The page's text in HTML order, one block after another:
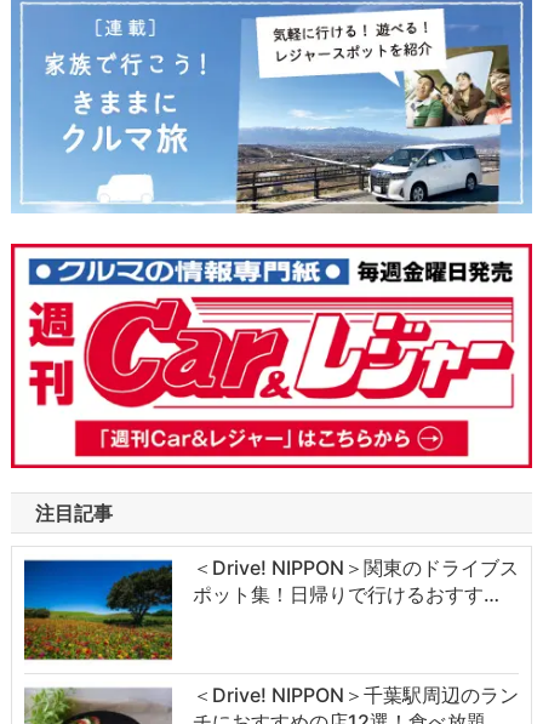
注目記事
＜Drive! NIPPON＞関東のドライブス
ポット集！日帰りで行けるおすす…
＜Drive! NIPPON＞千葉駅周辺のラン